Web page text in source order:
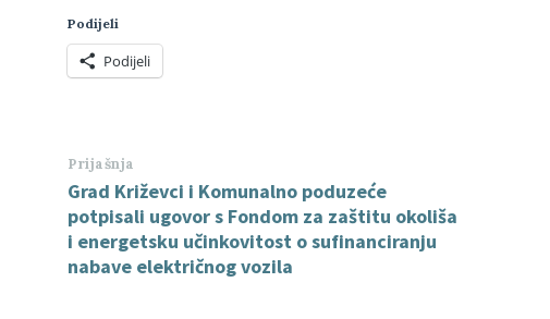
Podijeli
Podijeli
Prijašnja
Grad Križevci i Komunalno poduzeće
potpisali ugovor s Fondom za zaštitu okoliša
i energetsku učinkovitost o sufinanciranju
nabave električnog vozila